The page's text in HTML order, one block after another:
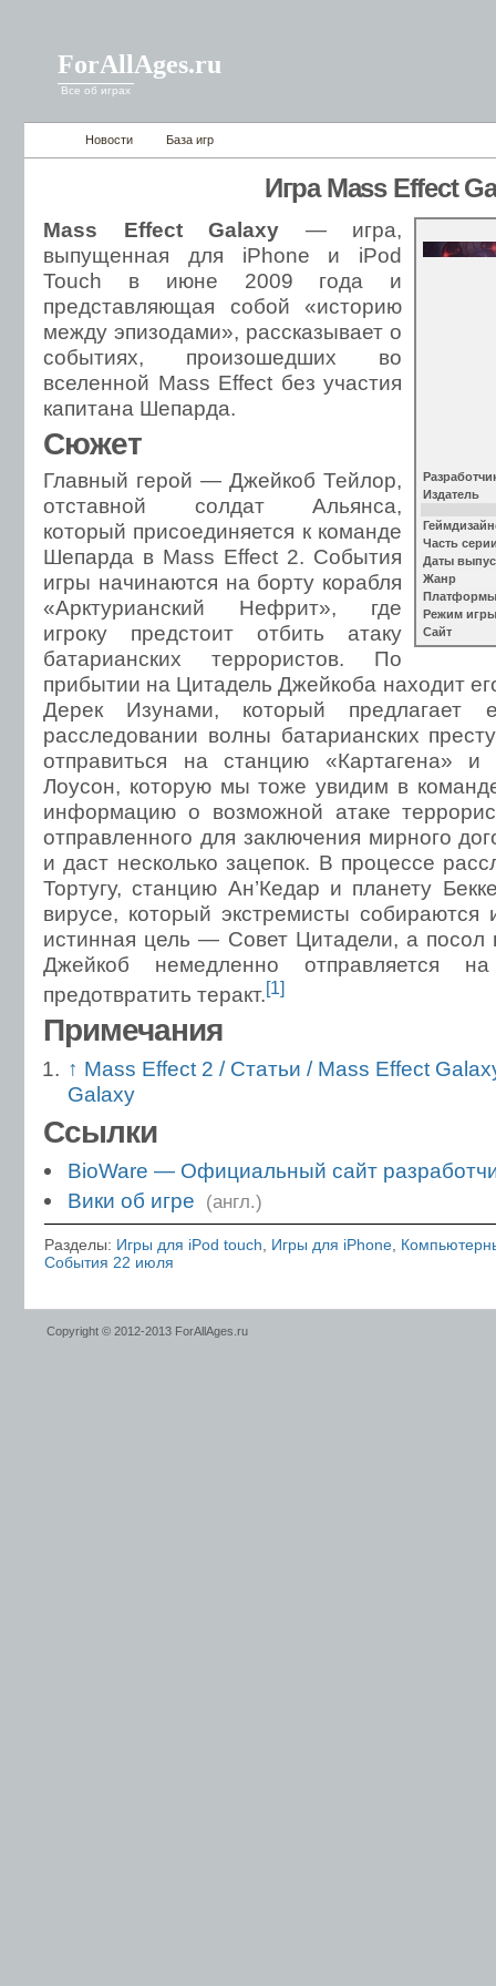
ForAllAges.ru
Все об играх
Новости База игр
Игра Mass Effect
Издатель
Часть
Даты
Жанр
Платформы
Режим игры
Сайт
Mass Effect Galaxy — игра,
выпущенная для iPhone и iPod
Touch в июне 2009 года и
представляющая собой «историю
между эпизодами», рассказывает о
событиях, произошедших во
вселенной Mass Effect без участия
капитана Шепарда.
Сюжет
Главный герой — Джейкоб Тейлор,
отставной солдат Альянса,
который присоединяется к команде
Шепарда в Mass Effect 2. События
игры начинаются на борту корабля
«Арктурианский Нефрит», где
игроку предстоит отбить атаку
батарианских террористов. По
прибытии на Цитадель Джейкоба находит
Дерек Изунами, который предлагает
расследовании волны батарианских
отправиться на станцию «Картагена» и
Лоусон, которую мы тоже увидим в
информацию о возможной атаке
отправленного для заключения мирного
и даст несколько зацепок. В процессе
Тортугу, станцию Ан’Кедар и планету
вирусе, который экстремисты собираются
истинная цель — Совет Цитадели, а посол
Джейкоб немедленно отправляется
предотвратить теракт.[1]
Примечания
↑ Mass Effect 2 / Статьи / Mass Effect
Galaxy
Ссылки
BioWare — Официальный сайт
Вики об игре
(англ.)
Разделы: Игры для iPod touch Игры для iPhone
События 22 июля
Copyright © 2012-2013 ForAllAges.ru